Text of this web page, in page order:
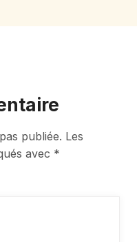
publiée. Les
avec *